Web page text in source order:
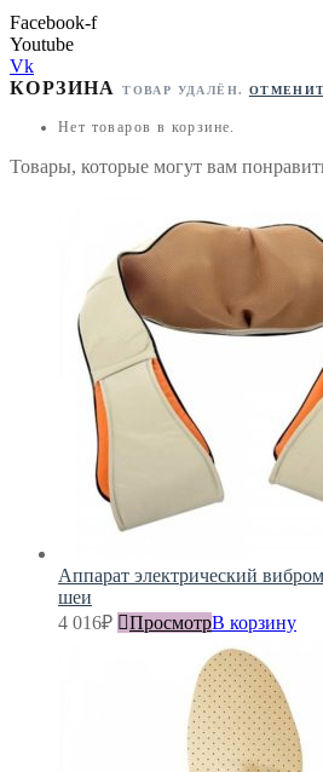
Facebook-f
Youtube
Vk
КОРЗИНАТОВАР УДАЛЁН.
Нет товаров в корзине.
Товары, которые могут вам
Аппарат электрический
шеи
4 016₽ ПросмотрВ корзину